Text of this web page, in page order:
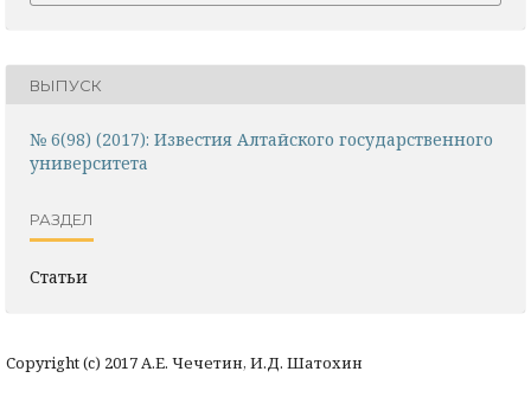
ВЫПУСК
№ 6(98) (2017): Известия Алтайского государственного
университета
РАЗДЕЛ
Статьи
Copyright (c) 2017 А.Е. Чечетин, И.Д. Шатохин